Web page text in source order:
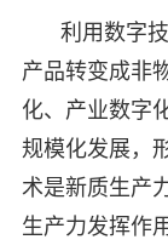
利用数字
产品转变成非
化、产业数字
规模化发展，
术是新质生产
生产力发挥作